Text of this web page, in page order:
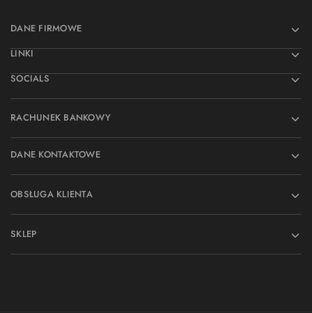
DANE FIRMOWE
LINKI
SOCIALS
RACHUNEK BANKOWY
DANE KONTAKTOWE
OBSŁUGA KLIENTA
SKLEP